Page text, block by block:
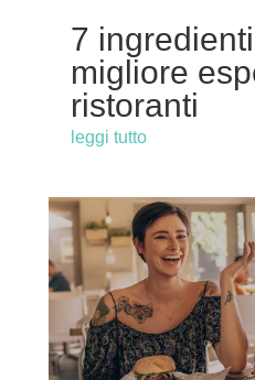
7
migliore
ristoranti
leggi tutto